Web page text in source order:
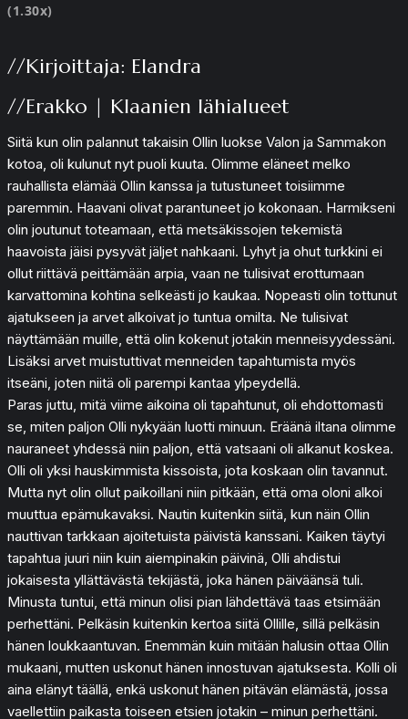
(1.30x)
//Kirjoittaja: Elandra
//Erakko | Klaanien lähialueet
Siitä kun olin palannut takaisin Ollin luokse Valon ja Sammakon
kotoa, oli kulunut nyt puoli kuuta. Olimme eläneet melko
rauhallista elämää Ollin kanssa ja tutustuneet toisiimme
paremmin. Haavani olivat parantuneet jo kokonaan. Harmikseni
olin joutunut toteamaan, että metsäkissojen tekemistä
haavoista jäisi pysyvät jäljet nahkaani. Lyhyt ja ohut turkkini ei
ollut riittävä peittämään arpia, vaan ne tulisivat erottumaan
karvattomina kohtina selkeästi jo kaukaa. Nopeasti olin tottunut
ajatukseen ja arvet alkoivat jo tuntua omilta. Ne tulisivat
näyttämään muille, että olin kokenut jotakin menneisyydessäni.
Lisäksi arvet muistuttivat menneiden tapahtumista myös
itseäni, joten niitä oli parempi kantaa ylpeydellä.
Paras juttu, mitä viime aikoina oli tapahtunut, oli ehdottomasti
se, miten paljon Olli nykyään luotti minuun. Eräänä iltana olimme
nauraneet yhdessä niin paljon, että vatsaani oli alkanut koskea.
Olli oli yksi hauskimmista kissoista, jota koskaan olin tavannut.
Mutta nyt olin ollut paikoillani niin pitkään, että oma oloni alkoi
muuttua epämukavaksi. Nautin kuitenkin siitä, kun näin Ollin
nauttivan tarkkaan ajoitetuista päivistä kanssani. Kaiken täytyi
tapahtua juuri niin kuin aiempinakin päivinä, Olli ahdistui
jokaisesta yllättävästä tekijästä, joka hänen päiväänsä tuli.
Minusta tuntui, että minun olisi pian lähdettävä taas etsimään
perhettäni. Pelkäsin kuitenkin kertoa siitä Ollille, sillä pelkäsin
hänen loukkaantuvan. Enemmän kuin mitään halusin ottaa Ollin
mukaani, mutten uskonut hänen innostuvan ajatuksesta. Kolli oli
aina elänyt täällä, enkä uskonut hänen pitävän elämästä, jossa
vaellettiin paikasta toiseen etsien jotakin – minun perhettäni.